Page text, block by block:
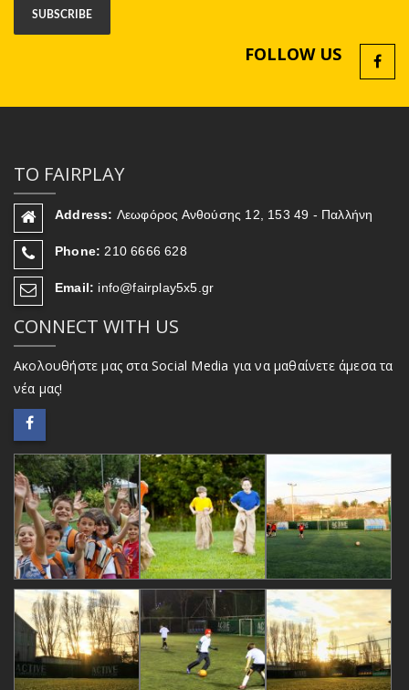
FOLLOW US
ΤΟ FAIRPLAY
Address: Λεωφόρος Ανθούσης 12, 153 49 - Παλλήνη
Phone: 210 6666 628
Email: info@fairplay5x5.gr
CONNECT WITH US
Ακολουθήστε μας στα Social Media για να μαθαίνετε άμεσα τα
νέα μας!